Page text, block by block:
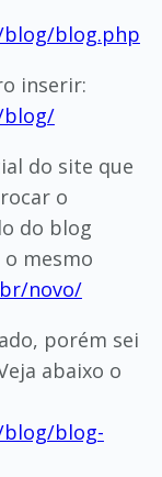
blog.php
inserir:
blog/
do site que
o
do blog
mesmo
novo/
porém sei
abaixo o
blog-